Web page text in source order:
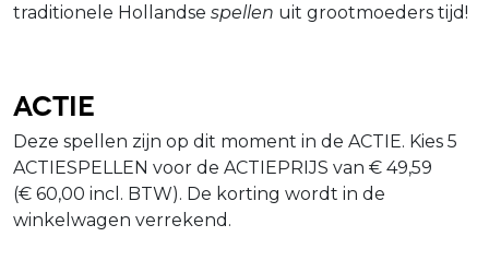
traditionele Hollandse spellen uit grootmoeders tijd!
Actie
Deze spellen zijn op dit moment in de ACTIE. Kies 5
ACTIESPELLEN voor de ACTIEPRIJS van € 49,59
(€ 60,00 incl. BTW). De korting wordt in de
winkelwagen verrekend.